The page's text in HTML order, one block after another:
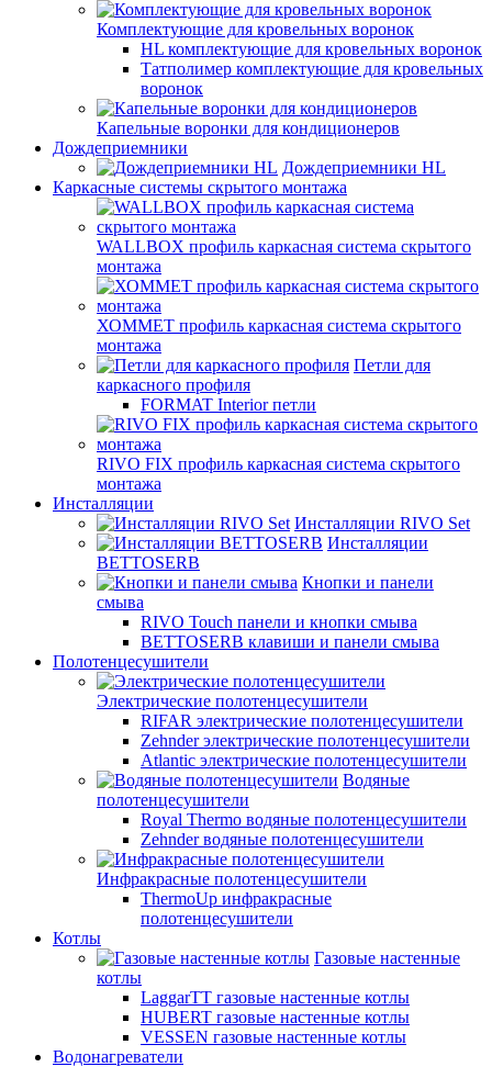
Комплектующие для кровельных воронок
HL комплектующие для кровельных воронок
Татполимер комплектующие для кровельных
воронок
Капельные воронки для кондиционеров
Дождеприемники
Дождеприемники HL
Каркасные системы скрытого монтажа
WALLBOX профиль каркасная система скрытого
монтажа
ХОММЕТ профиль каркасная система скрытого
монтажа
Петли для
каркасного профиля
FORMAT Interior петли
RIVO FIX профиль каркасная система скрытого
монтажа
Инсталляции
Инсталляции RIVO Set
Инсталляции
BETTOSERB
Кнопки и панели
смыва
RIVO Touch панели и кнопки смыва
BETTOSERB клавиши и панели смыва
Полотенцесушители
Электрические полотенцесушители
RIFAR электрические полотенцесушители
Zehnder электрические полотенцесушители
Atlantic электрические полотенцесушители
Водяные
полотенцесушители
Royal Thermo водяные полотенцесушители
Zehnder водяные полотенцесушители
Инфракрасные полотенцесушители
ThermoUp инфракрасные
полотенцесушители
Котлы
Газовые настенные
котлы
LaggarTT газовые настенные котлы
HUBERT газовые настенные котлы
VESSEN газовые настенные котлы
Водонагреватели